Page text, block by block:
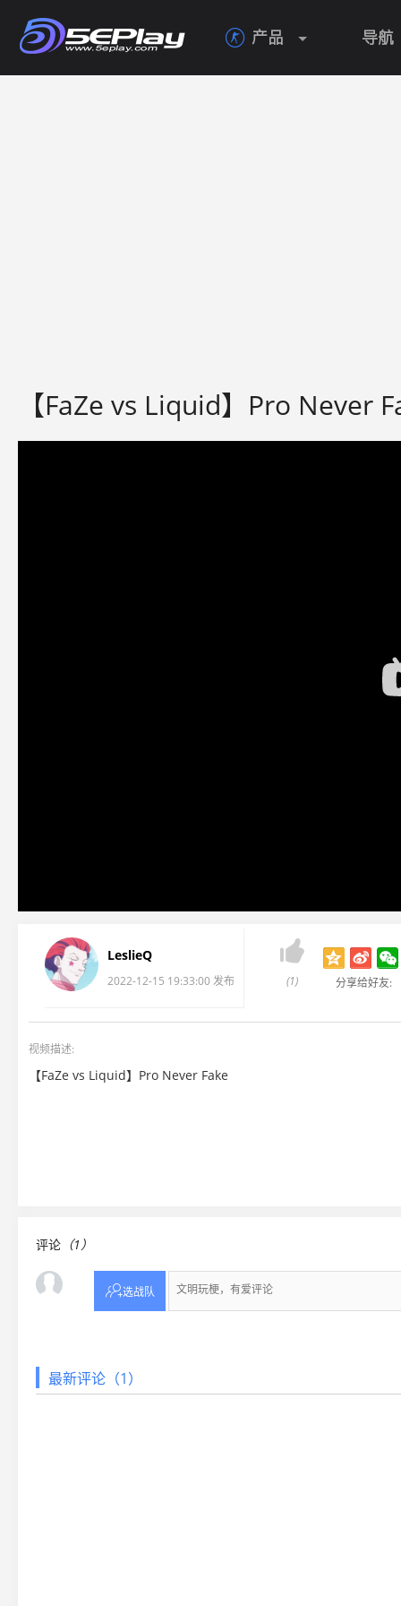
 产品 导航
【FaZe vs Liquid】Pro Never
LeslieQ
2022-12-15 19:33:00 发布

(1) 分享给好友:
视频描述:
【FaZe vs Liquid】Pro Never Fake
评论 （1）
选战队
最新评论（1）